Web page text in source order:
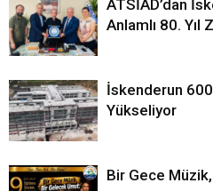
ATSİAD’dan
Anlamlı 80. Yıl
İskenderun
Yükseliyor
Bir Gece